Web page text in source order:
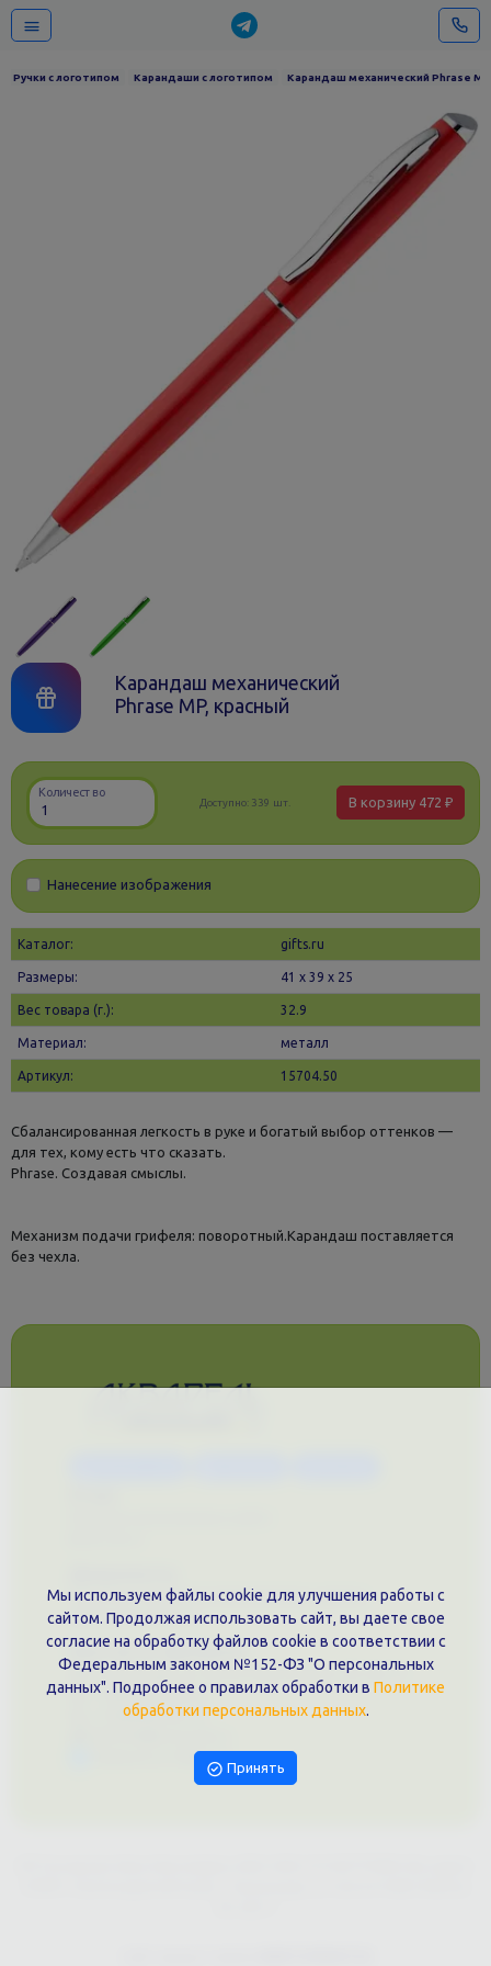
Ручки с логотипом Карандаши с логотипом Карандаш механический Phrase
Карандаш механический
Phrase MP, красный
Количество
Доступно: 339 шт. В корзину 472 ₽
Нанесение изображения
Каталог: gifts.ru
Размеры: 41 х 39 x 25
Вес товара (г.): 32.9
Материал: металл
Артикул: 15704.50
Сбалансированная легкость в руке и богатый выбор оттенков —
для тех, кому есть что сказать.
Phrase. Создавая смыслы.
Механизм подачи грифеля: поворотный.Карандаш поставляется
без чехла.
Политика обработки персональных данных
Публичная оферта
Контакты филиала
г. Краснодар, ул. Шоссе Нефтяников, 28, оф. 51
+7 (861)202-09-02
+7 (909)466-00-16
Написать в Telegram
Мы используем файлы cookie для улучшения работы с
сайтом. Продолжая использовать сайт, вы даете свое
согласие на обработку файлов cookie в соответствии с
Федеральным законом №152-ФЗ "О персональных
данных". Подробнее о правилах обработки в Политике
обработки персональных данных.
Принять